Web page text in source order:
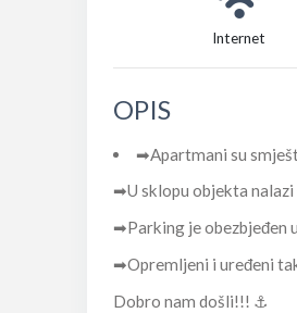
Internet
OPIS
➡Apartmani su
➡U sklopu objekta
➡Parking je obezbjeđen
➡Opremljeni i uređeni
Dobro nam došli!!! ⚓